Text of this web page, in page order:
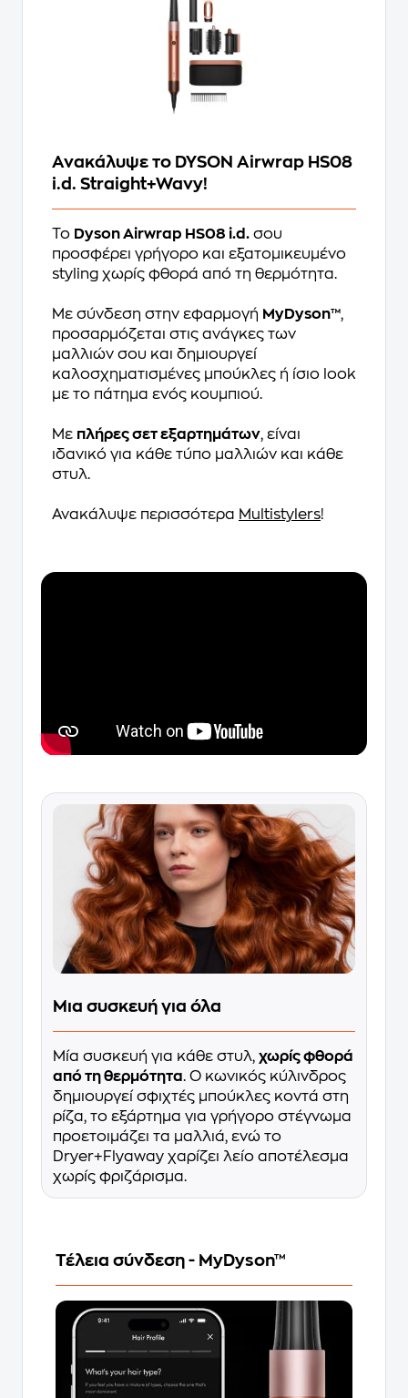
Ανακάλυψε το DYSON Airwrap HS08
i.d. Straight+Wavy!
Το Dyson Airwrap HS08 i.d. σου
προσφέρει γρήγορο και εξατομικευμένο
styling χωρίς φθορά από τη θερμότητα.
Με σύνδεση στην εφαρμογή MyDyson™,
προσαρμόζεται στις ανάγκες των
μαλλιών σου και δημιουργεί
καλοσχηματισμένες μπούκλες ή ίσιο look
με το πάτημα ενός κουμπιού.
Με πλήρες σετ εξαρτημάτων, είναι
ιδανικό για κάθε τύπο μαλλιών και κάθε
στυλ.
Ανακάλυψε περισσότερα Multistylers!
Μια συσκευή για όλα
Μία συσκευή για κάθε στυλ, χωρίς φθορά
από τη θερμότητα. Ο κωνικός κύλινδρος
δημιουργεί σφιχτές μπούκλες κοντά στη
ρίζα, το εξάρτημα για γρήγορο στέγνωμα
προετοιμάζει τα μαλλιά, ενώ το
Dryer+Flyaway χαρίζει λείο αποτέλεσμα
χωρίς φριζάρισμα.
Τέλεια σύνδεση - MyDyson™